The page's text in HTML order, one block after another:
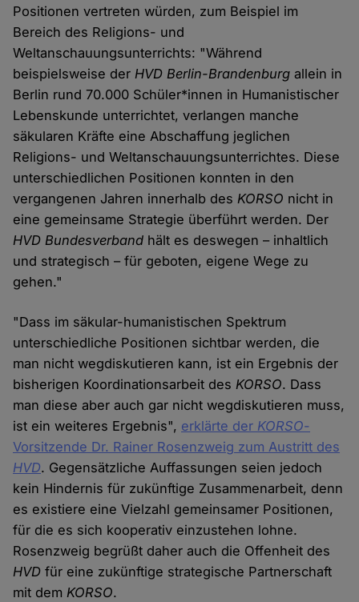
Positionen vertreten würden, zum Beispiel im
Bereich des Religions- und
Weltanschauungsunterrichts: "Während
beispielsweise derHVD Berlin-Brandenburg allein in
Berlin rund 70.000 Schüler*innen in Humanistischer
Lebenskunde unterrichtet, verlangen manche
säkularen Kräfte eine Abschaffung jeglichen
Religions- und Weltanschauungsunterrichtes. Diese
unterschiedlichen Positionen konnten in den
vergangenen Jahren innerhalb des KORSO nicht in
eine gemeinsame Strategie überführt werden. Der
HVD Bundesverband hält es deswegen – inhaltlich
und strategisch – für geboten, eigene Wege zu
gehen."
"Dass im säkular-humanistischen Spektrum
unterschiedliche Positionen sichtbar werden, die
man nicht wegdiskutieren kann, ist ein Ergebnis der
bisherigen Koordinationsarbeit desKORSO. Dass
man diese aber auch gar nicht wegdiskutieren muss,
ist ein weiteres Ergebnis", erklärte der KORSO-
Vorsitzende Dr. Rainer Rosenzweig zum Austritt des
HVD. Gegensätzliche Auffassungen seien jedoch
kein Hindernis für zukünftige Zusammenarbeit, denn
es existiere eine Vielzahl gemeinsamer Positionen,
für die es sich kooperativ einzustehen lohne.
Rosenzweig begrüßt daher auch die Offenheit des
HVD für eine zukünftige strategische Partnerschaft
mit demKORSO.